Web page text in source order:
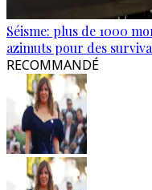
Séisme: plus de 1000
azimuts pour des
RECOMMANDÉ